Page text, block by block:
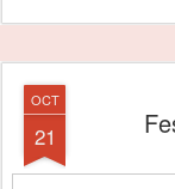
OCT
21